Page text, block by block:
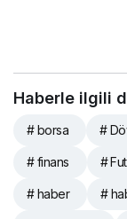
Haberle ilgili
# borsa #
# finans #
# haber #